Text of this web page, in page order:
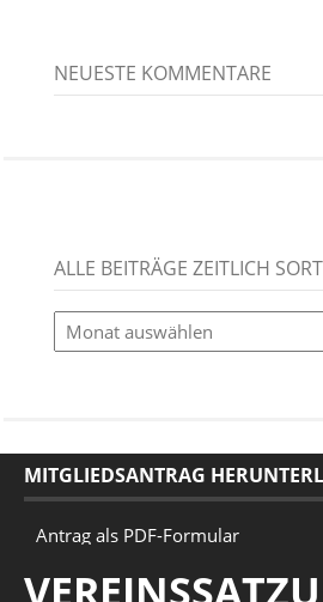
NEUESTE KOMMENTARE
ALLE BEITRÄGE ZEITLICH
alle
Beiträge
zeitlich
MITGLIEDSANTRAG
Antrag als PDF-Formular